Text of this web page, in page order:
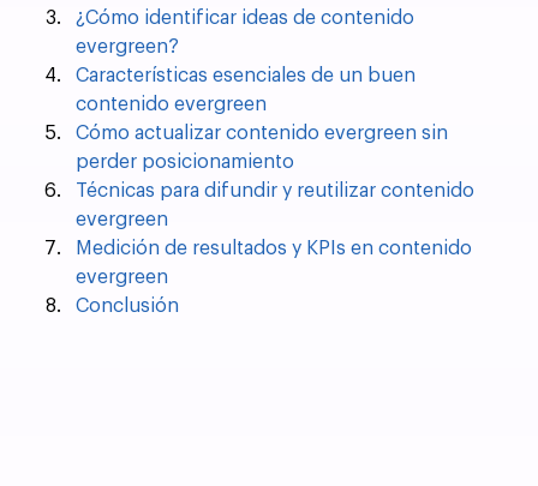
¿Cómo identificar ideas de contenido
evergreen?
Características esenciales de un buen
contenido evergreen
Cómo actualizar contenido evergreen sin
perder posicionamiento
Técnicas para difundir y reutilizar contenido
evergreen
Medición de resultados y KPIs en contenido
evergreen
Conclusión